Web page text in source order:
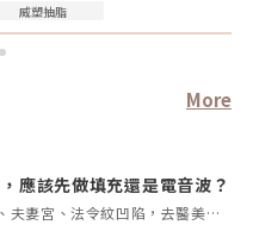
威塑抽脂
More
應該先做填充還是電音波？
各位美女～想請問我目前的狀況是頰凹、夫妻宮、法令紋凹陷，去醫美診所諮詢，他是建議我電音波也要做，但療程下來要20萬左右，目前最困擾的是法令紋>頰凹>夫妻宮是先填充完再打電波嗎？還是先打電波再填充呢～～Â